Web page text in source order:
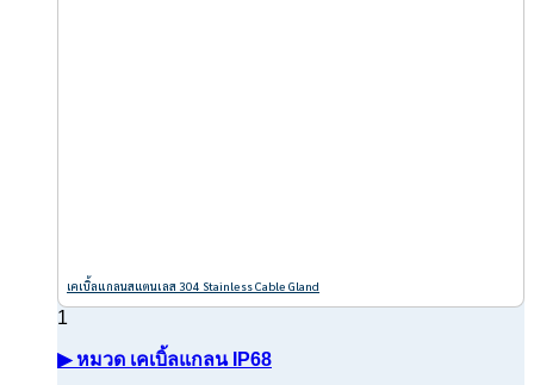
เคเบิ้ลแกลนสแตนเลส 304 Stainless Cable Gland
▶ หมวด เคเบิ้ลแกลน IP68